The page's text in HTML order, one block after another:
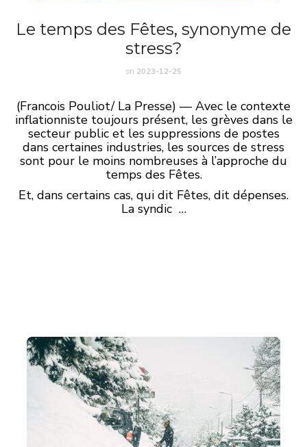
Le temps des Fêtes, synonyme de
stress?
on 2023-12-25
(Francois Pouliot/ La Presse) — Avec le contexte
inflationniste toujours présent, les grèves dans le
secteur public et les suppressions de postes
dans certaines industries, les sources de stress
sont pour le moins nombreuses à l’approche du
temps des Fêtes.
Et, dans certains cas, qui dit Fêtes, dit dépenses.
La syndic …